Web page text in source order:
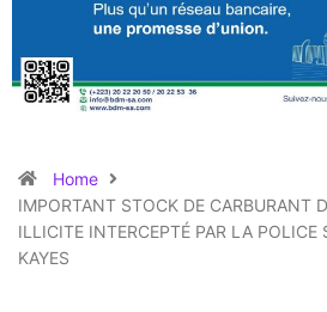
Home
IMPORTANT STOCK DE CARBURANT
ILLICITE INTERCEPTÉ PAR LA POLICE
KAYES